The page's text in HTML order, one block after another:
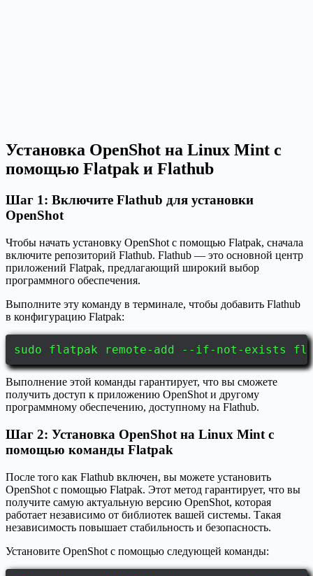
Установка OpenShot на Linux Mint с
помощью Flatpak и Flathub
Шаг 1: Включите Flathub для установки
OpenShot
Чтобы начать установку OpenShot с помощью Flatpak, сначала
включите репозиторий Flathub. Flathub — это основной центр
приложений Flatpak, предлагающий широкий выбор
программного обеспечения.
Выполните эту команду в терминале, чтобы добавить Flathub
в конфигурацию Flatpak:
sudo flatpak remote-add --if-not-exists
Выполнение этой команды гарантирует, что вы сможете
получить доступ к приложению OpenShot и другому
программному обеспечению, доступному на Flathub.
Шаг 2: Установка OpenShot на Linux Mint с
помощью команды Flatpak
После того как Flathub включен, вы можете установить
OpenShot с помощью Flatpak. Этот метод гарантирует, что вы
получите самую актуальную версию OpenShot, которая
работает независимо от библиотек вашей системы. Такая
независимость повышает стабильность и безопасность.
Установите OpenShot с помощью следующей команды: